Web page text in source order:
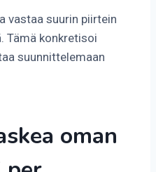
vastaa suurin piirtein
Tämä konkretisoi
suunnittelemaan
oman